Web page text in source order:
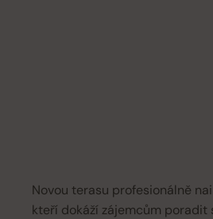
Novou terasu profesionálně
kteří dokáží zájemcům